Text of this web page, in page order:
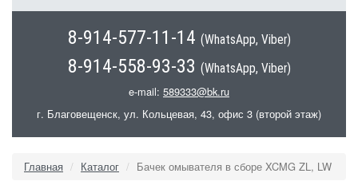
8-914-577-11-14 (WhatsApp, Viber)
8-914-558-93-33 (WhatsApp, Viber)
e-mail: 589333@bk.ru
г. Благовещенск, ул. Кольцевая, 43, офис 3 (второй этаж)
Главная Каталог Бачек омывателя в сборе XCMG ZL, LW